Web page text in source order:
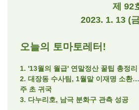
제 92
2023. 1. 13 (
오늘의 토마토레터!
1. '13월의 월급' 연말정산 꿀팁 총정리
2. 대장동 수사팀, 1월말 이재명 소환…
주 초 귀국
3. 다누리호, 남극 분화구 관측 성공